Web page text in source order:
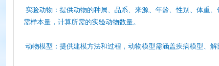
实验动物：提供动物的种属、品系、来源、年龄、性别、体重
需样本量，计算所需的实验动物数量。
动物模型：提供建模方法和过程，动物模型需涵盖疾病模型、